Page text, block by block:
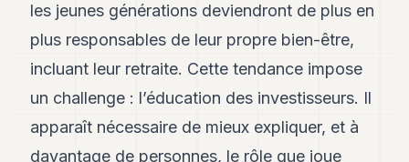
ARTS
ASSURANCE
POLITIQUE
IMMOBILIER
les jeunes générations deviendront de plus en
plus responsables de leur propre bien-être,
incluant leur retraite. Cette tendance impose
un challenge : l’éducation des investisseurs. Il
apparaît nécessaire de mieux expliquer, et à
davantage de personnes, le rôle que joue